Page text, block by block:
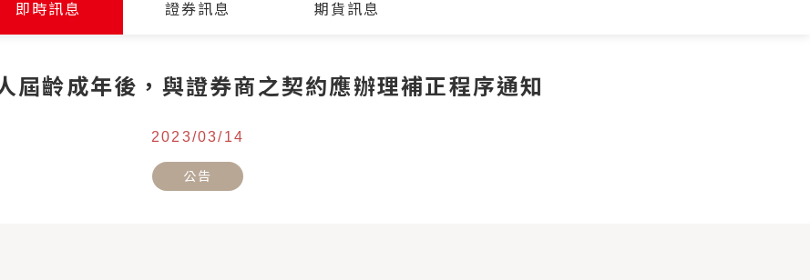
即時訊息 證券訊息 期貨訊息
屆齡成年後，與證券商之契約應辦理補正程序通知
2023/03/14
公告